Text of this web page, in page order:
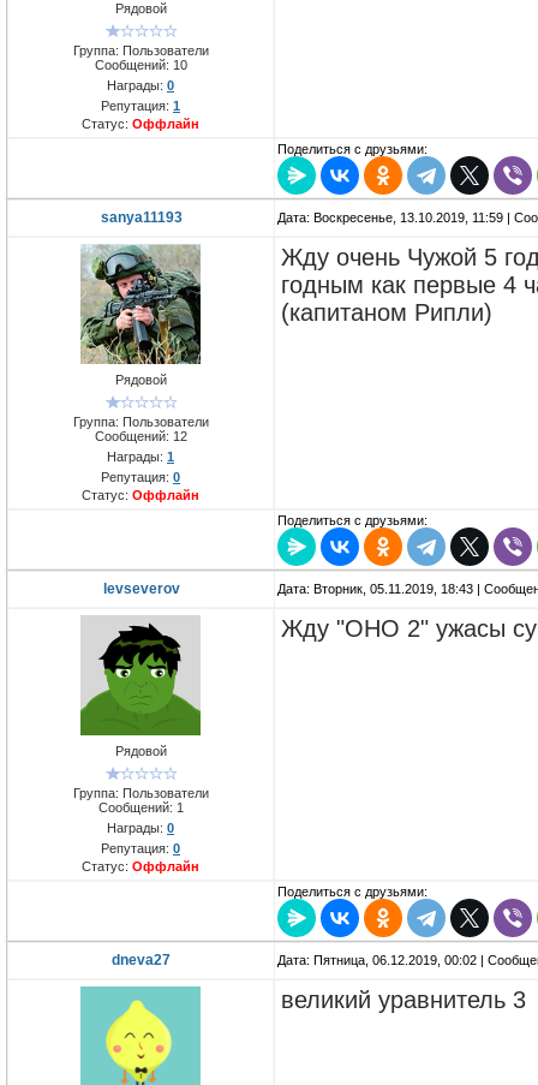
Рядовой
Группа: Пользователи
Сообщений: 10
Награды: 0
Репутация: 1
Статус: Оффлайн
Поделиться с друзьями:
sanya11193 Дата: Воскресенье, 13.10.2019, 11:59 |
Рядовой
Группа: Пользователи
Сообщений: 12
Награды: 1
Репутация: 0
Статус: Оффлайн
Жду очень Чужой 5
годным как первые 4
(капитаном Рипли)
Поделиться с друзьями:
levseverov Дата: Вторник, 05.11.2019, 18:43 |
Рядовой
Группа: Пользователи
Сообщений: 1
Награды: 0
Репутация: 0
Статус: Оффлайн
Жду "ОНО 2" ужасы
Поделиться с друзьями:
dneva27 Дата: Пятница, 06.12.2019, 00:02 |
великий уравнитель 3